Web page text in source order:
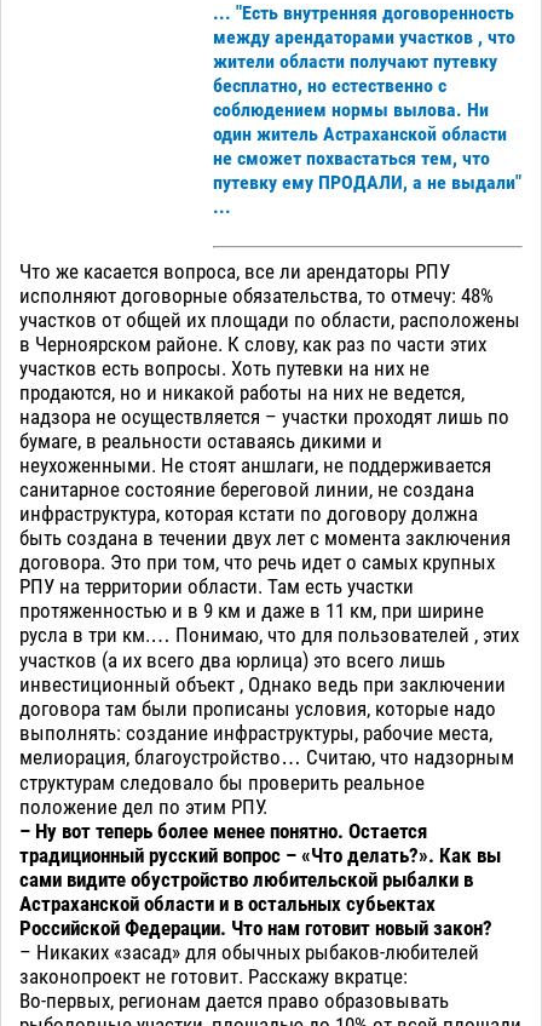
... "Есть внутренняя договоренность
между арендаторами участков , что
жители области получают путевку
бесплатно, но естественно с
соблюдением нормы вылова. Ни
один житель Астраханской области
не сможет похвастаться тем, что
путевку ему ПРОДАЛИ, а не выдали"
...
Что же касается вопроса, все ли арендаторы РПУ
исполняют договорные обязательства, то отмечу: 48%
участков от общей их площади по области, расположены
в Черноярском районе. К слову, как раз по части этих
участков есть вопросы. Хоть путевки на них не
продаются, но и никакой работы на них не ведется,
надзора не осуществляется – участки проходят лишь по
бумаге, в реальности оставаясь дикими и
неухоженными. Не стоят аншлаги, не поддерживается
санитарное состояние береговой линии, не создана
инфраструктура, которая кстати по договору должна
быть создана в течении двух лет с момента заключения
договора. Это при том, что речь идет о самых крупных
РПУ на территории области. Там есть участки
протяженностью и в 9 км и даже в 11 км, при ширине
русла в три км.… Понимаю, что для пользователей , этих
участков (а их всего два юрлица) это всего лишь
инвестиционный объект , Однако ведь при заключении
договора там были прописаны условия, которые надо
выполнять: создание инфраструктуры, рабочие места,
мелиорация, благоустройство… Считаю, что надзорным
структурам следовало бы проверить реальное
положение дел по этим РПУ.
– Ну вот теперь более менее понятно. Остается
традиционный русский вопрос – «Что делать?». Как вы
сами видите обустройство любительской рыбалки в
Астраханской области и в остальных субьектах
Российской Федерации. Что нам готовит новый закон?
– Никаких «засад» для обычных рыбаков-любителей
законопроект не готовит. Расскажу вкратце:
Во-первых, регионам дается право образовывать